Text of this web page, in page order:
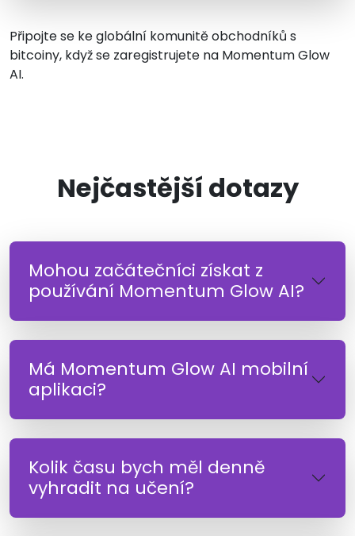
Připojte se ke globální komunitě obchodníků s
bitcoiny, když se zaregistrujete na Momentum Glow
AI.
Nejčastější dotazy
Mohou začátečníci získat z
používání Momentum Glow AI?
Má Momentum Glow AI mobilní
aplikaci?
Kolik času bych měl denně
vyhradit na učení?